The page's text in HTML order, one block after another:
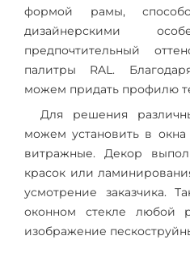
формой рамы,
дизайнерскими
предпочтительный
палитры RAL.
можем придать профилю
Для решения
можем установить в
витражные. Декор
красок или
усмотрение заказчика.
оконном стекле любой
изображение